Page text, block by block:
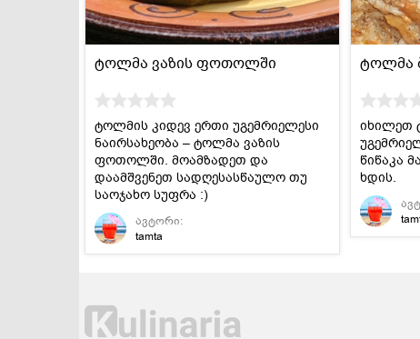
ტოლმა ვაზის ფოთოლში
ტოლმის კიდევ ერთი უგემრიელესი
ნაირსახეობა – ტოლმა ვაზის
ფოთოლში. მოამზადეთ და
დაამშვენეთ სადღესასწაულო თუ
საოჯახო სუფრა :)
ავტორი:
tamta
ტოლმა
იხილეთ
წიწაკა
ხდის.